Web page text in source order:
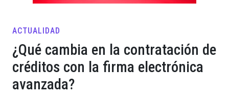
ACTUALIDAD
¿Qué cambia en la contratación de
créditos con la firma electrónica
avanzada?